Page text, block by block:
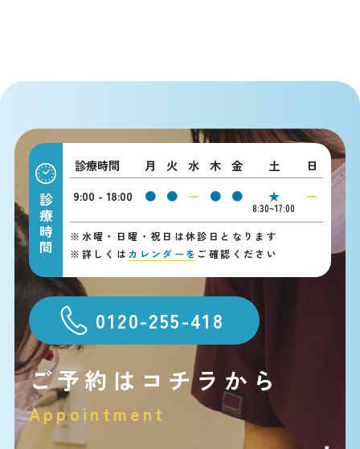
診療時間
診療時間 月 火 水 木 金 土
日
9:00 - 18:00
● ● ー ● ● ★
8:30~17:00
ー
※ 水曜・日曜・祝日は休診日となります
※ 詳しくは カレンダーを ご確認ください
0120-255-418
ご予約はコチラから
Appointment